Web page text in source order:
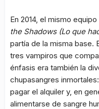
En 2014, el mismo
the Shadows (Lo que
partía de la misma base.
tres vampiros que
énfasis era también la
chupasangres
pagar el alquiler y, en
alimentarse de sangre